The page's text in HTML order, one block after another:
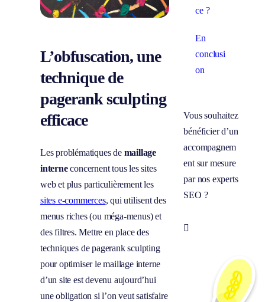
L’obfuscation, une
technique de
pagerank sculpting
efficace
Les problématiques de maillage
interneconcernent tous les sites
web et plus particulièrement les
sites e-commerces, qui utilisent des
menus riches (ou méga-menus) et
des filtres. Mettre en place des
techniques de pagerank sculpting
pour optimiser le maillage interne
d’un site est devenu aujourd’hui
une obligation si l’on veut satisfaire
ce ?
En
conclusi
on
Vous souhaitez
bénéficier d’un
accompagnem
ent sur mesure
par nos experts
SEO ?
